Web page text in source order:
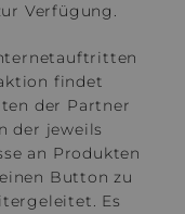
Verfügung.
findet
der Partner
der jeweils
an Produkten
Button zu
Es